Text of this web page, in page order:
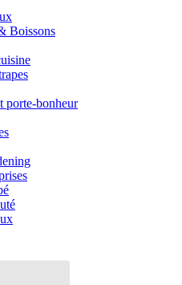
Boissons
porte-bonheur